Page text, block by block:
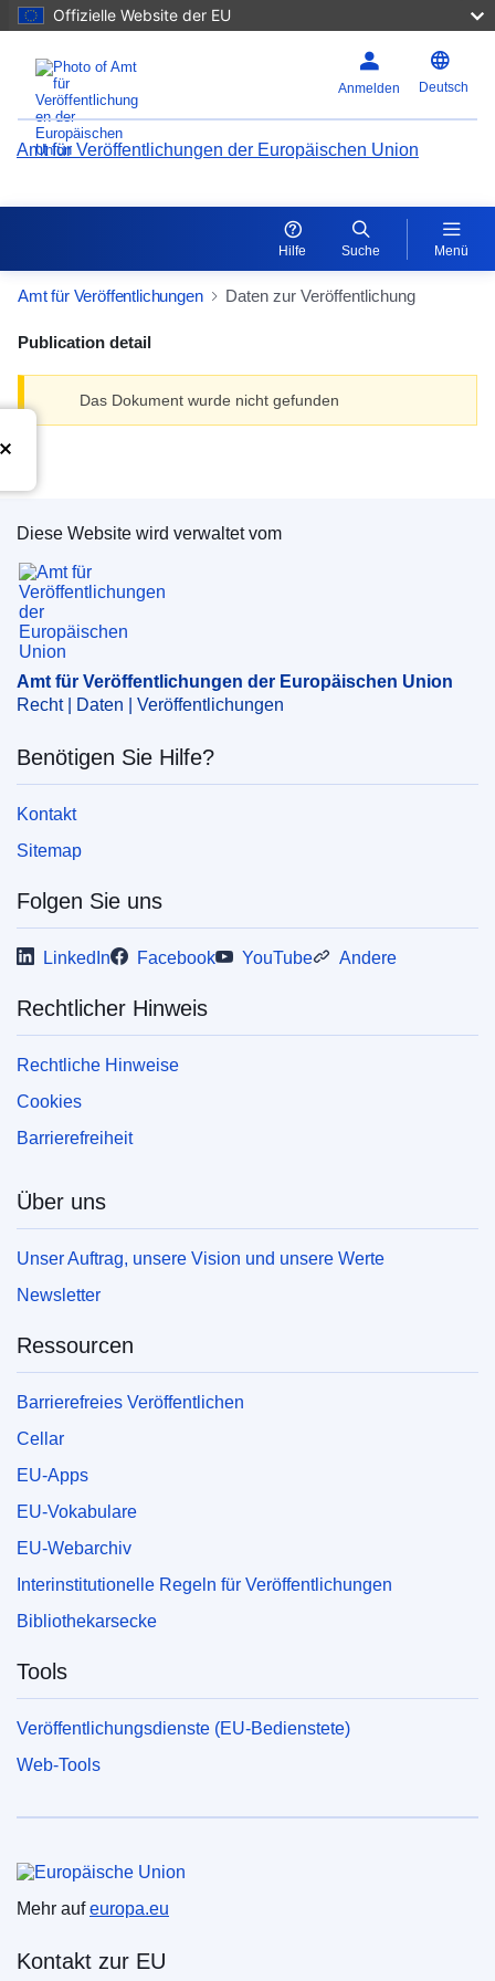
Offizielle Website der EU
Anmelden Deutsch
Amt für Veröffentlichungen der Europäischen Union
Hilfe Suche Menü
Amt für Veröffentlichungen Daten zur Veröffentlichung
Publication detail
Das Dokument wurde nicht gefunden
Amt für Veröffentlichungen der Europäischen
Diese Website wird verwaltet vom
Amt für Veröffentlichungen der Europäischen Union
Recht | Daten | Veröffentlichungen
Benötigen Sie Hilfe?
Kontakt
Sitemap
Folgen Sie uns
LinkedIn Facebook YouTube Andere
Rechtlicher Hinweis
Rechtliche Hinweise
Cookies
Barrierefreiheit
Über uns
Unser Auftrag, unsere Vision und unsere Werte
Newsletter
Ressourcen
Barrierefreies Veröffentlichen
Cellar
EU-Apps
EU-Vokabulare
EU-Webarchiv
Interinstitutionelle Regeln für Veröffentlichungen
Bibliothekarsecke
Tools
Veröffentlichungsdienste (EU-Bedienstete)
Web-Tools
Europäische Union
Mehr aufeuropa.eu
Kontakt zur EU